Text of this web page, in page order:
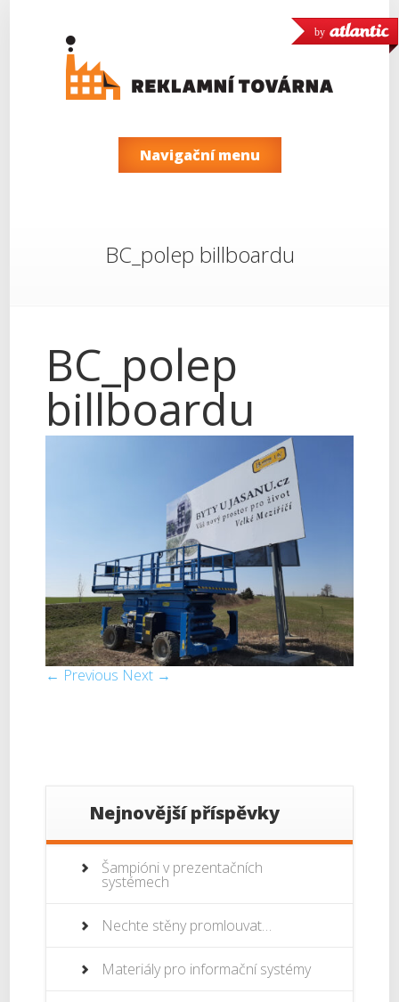
by
Navigační menu
BC_polep billboardu
BC_polep
billboardu
← Previous Next →
Nejnovější příspěvky
Šampióni v prezentačních
systémech
Nechte stěny promlouvat…
Materiály pro informační systémy